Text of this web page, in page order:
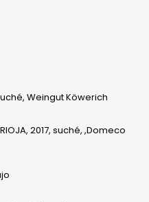
Weingut Köwerich
2017, suché, ,Domeco